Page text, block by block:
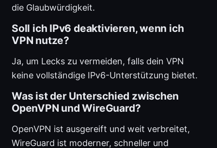
die Glaubwürdigkeit.
Soll ich IPv6 deaktivieren, wenn ich
VPN nutze?
Ja, um Lecks zu vermeiden, falls dein VPN
keine vollständige IPv6-Unterstützung bietet.
Was ist der Unterschied zwischen
OpenVPN und WireGuard?
OpenVPN ist ausgereift und weit verbreitet,
WireGuard ist moderner, schneller und